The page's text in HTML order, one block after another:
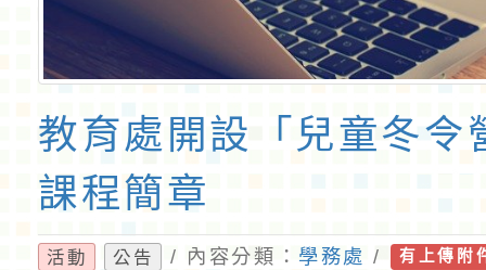
教育處開設「兒童冬令
課程簡章
活動 公告 / 內容分類： 學務處 / 有上傳附